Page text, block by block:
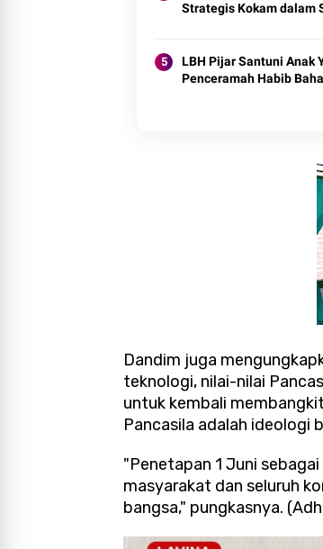
Strategis Kokam dalam
LBH Pijar Santuni Anak
Penceramah Habib
Dandim juga
teknologi, nilai-nilai
untuk kembali
Pancasila adalah ideologi
"Penetapan 1 Juni
masyarakat dan seluruh
bangsa," pungkasnya.